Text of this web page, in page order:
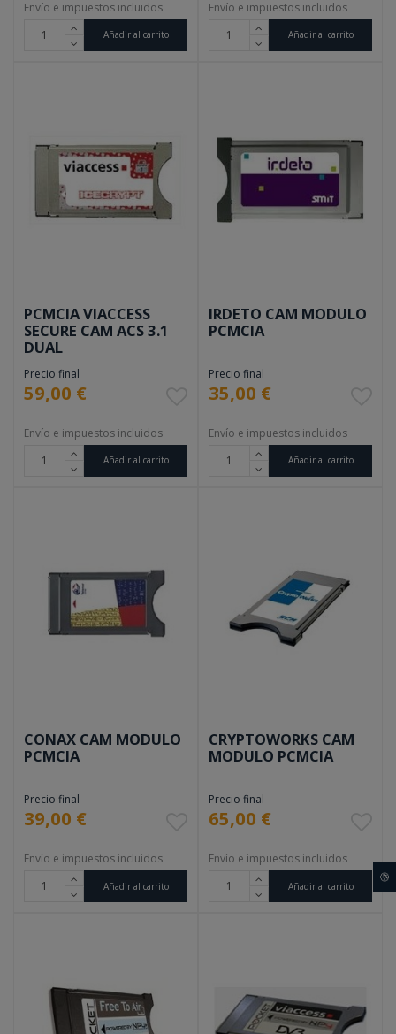
Envío e impuestos incluidos
Añadir al carrito
Envío e impuestos incluidos
Añadir al carrito
PCMCIA VIACCESS
SECURE CAM ACS 3.1
DUAL
Precio final
59,00 €
Envío e impuestos incluidos
Añadir al carrito
IRDETO CAM MODULO
PCMCIA
Precio final
35,00 €
Envío e impuestos incluidos
Añadir al carrito
CONAX CAM MODULO
PCMCIA
Precio final
39,00 €
Envío e impuestos incluidos
Añadir al carrito
CRYPTOWORKS CAM
MODULO PCMCIA
Precio final
65,00 €
Envío e impuestos incluidos
Añadir al carrito
🍪